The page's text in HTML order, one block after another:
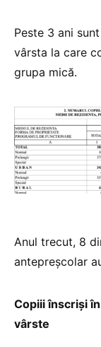
Peste 3 ani
vârsta la care
grupa mică.
Anul trecut, 8
antepreșcolar
Copiii înscriși
vârste